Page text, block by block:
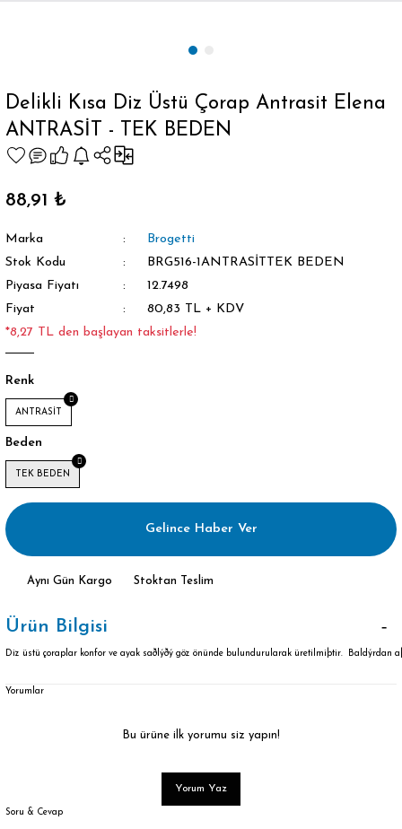
Delikli Kısa Diz Üstü Çorap Antrasit Elena
ANTRASİT - TEK BEDEN
88,91 ₺
Marka
Brogetti
Stok Kodu
BRG516-1ANTRASİTTEK BEDEN
Piyasa Fiyatı
12.7498
Fiyat
80,83 TL + KDV
*8,27 TL den başlayan taksitlerle!
Renk
ANTRASİT
Beden
TEK BEDEN
Gelince Haber Ver
Aynı Gün Kargo Stoktan Teslim
Ürün Bilgisi
Diz üstü çoraplar konfor ve ayak saðlýðý göz önünde bulundurularak üretilmiþtir. Baldýrdan
Yorumlar
Bu ürüne ilk yorumu siz yapın!
Yorum Yaz
Soru & Cevap